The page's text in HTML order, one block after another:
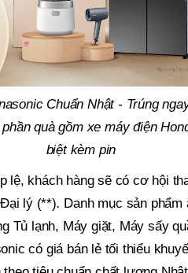
Chuẩn Nhật - Trúng
quà gồm xe máy điện
biệt kèm pin
lệ, khách hàng sẽ có cơ hội
lý (**). Danh mục sản
Tủ lạnh, Máy giặt, Máy sấy qu
có giá bán lẻ tối thiểu